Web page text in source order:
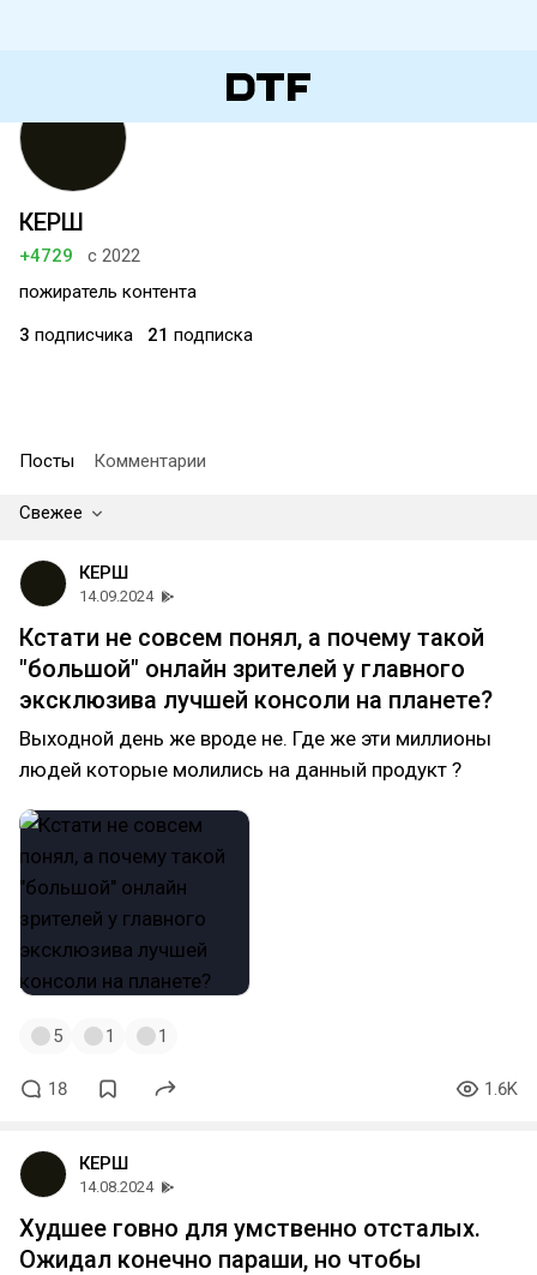
КЕРШ
+4729
с 2022
пожиратель контента
3 подписчика 21 подписка
Посты Комментарии
Свежее
КЕРШ
14.09.2024
Кстати не совсем понял, а почему такой
"большой" онлайн зрителей у главного
эксклюзива лучшей консоли на планете?
Выходной день же вроде не. Где же эти миллионы
людей которые молились на данный продукт ?
5 1 1
18 1.6K
КЕРШ
14.08.2024
Худшее говно для умственно отсталых.
Ожидал конечно параши, но чтобы